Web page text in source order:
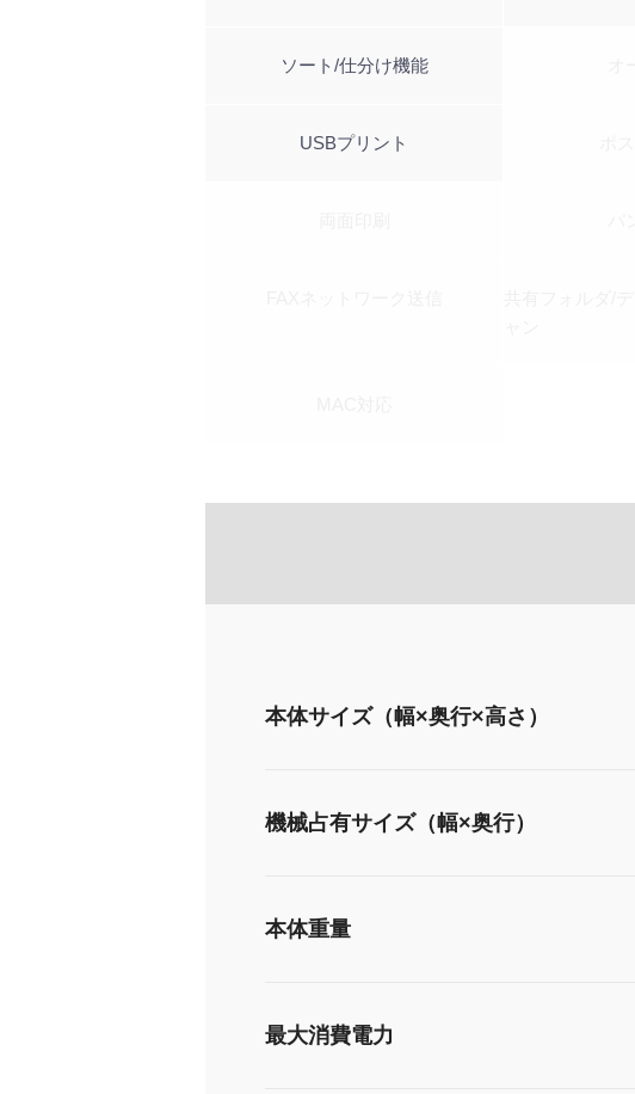
ソート/仕分け機能
USBプリント
本体サイズ（幅×奥行×高さ）
機械占有サイズ（幅×奥行）
本体重量
最大消費電力